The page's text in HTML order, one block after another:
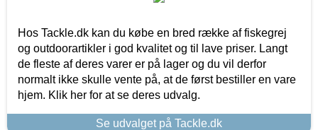
Hos Tackle.dk kan du købe en bred række af fiskegrej
og outdoorartikler i god kvalitet og til lave priser. Langt
de fleste af deres varer er på lager og du vil derfor
normalt ikke skulle vente på, at de først bestiller en vare
hjem. Klik her for at se deres udvalg.
Se udvalget på Tackle.dk